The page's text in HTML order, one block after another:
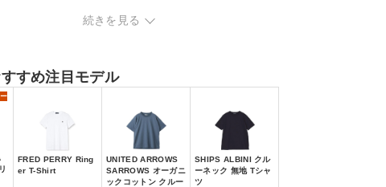
続きを見る
すめ注目モデル
FRED PERRY Ring
er T-Shirt
UNITED ARROWS
SARROWS オーガニ
ックコットン クルー
SHIPS ALBINI クル
ーネック 無地 Tシャ
ツ